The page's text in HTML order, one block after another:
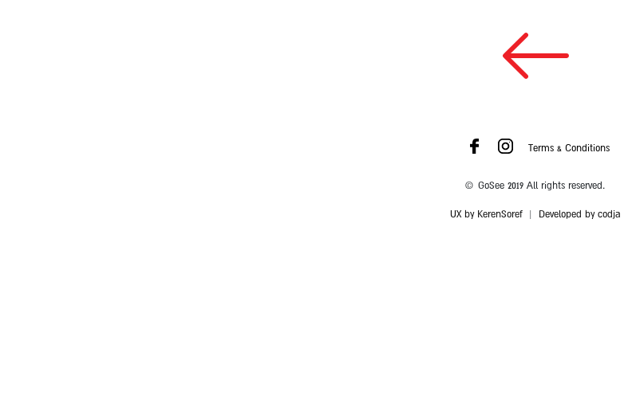
Terms & Conditions
© GoSee 2019 All rights reserved.
UX by KerenSoref| Developed by codja